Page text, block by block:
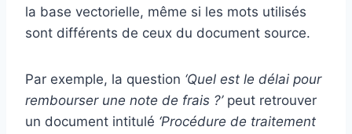
la base vectorielle, même si les mots utilisés
sont différents de ceux du document source.
Par exemple, la question ‘Quel est le délai pour
rembourser une note de frais ?’peut retrouver
un document intitulé ‘Procédure de traitement